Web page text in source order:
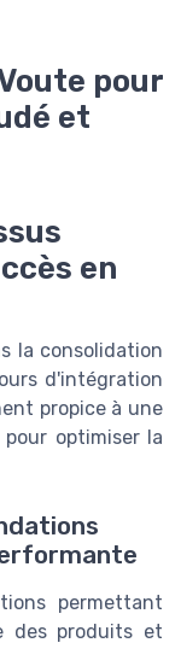
pour
et
en
la consolidation
d'intégration
propice à une
optimiser la
permettant
des produits et